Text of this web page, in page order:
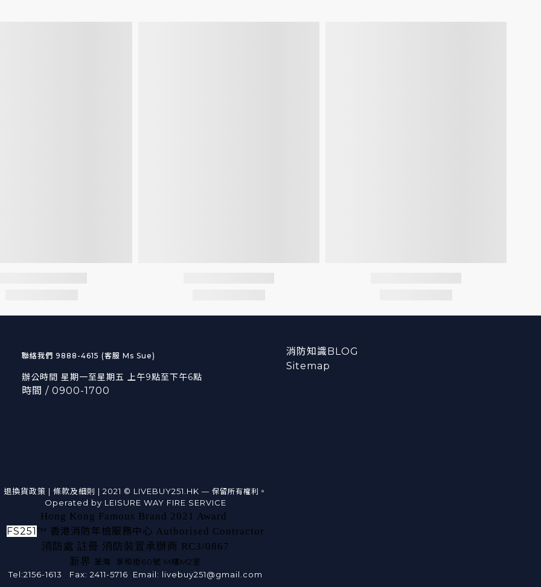
聯絡我們 9888-4615 (客服 Ms Sue)
辦公時間 星期一至星期五 上午9點至下午6點
時間 / 0900-1700
消防知識BLOG
Sitemap
退換貨政策 | 條款及細則 | 2021 © LIVEBUY251.HK — 保留所有權利。
Operated by LEISURE WAY FIRE SERVICE
Hong Kong Famous Brand 2021 Award
FS251 ™ 香港消防年檢服務中心 Authorised Contractor
消防處 註冊 消防裝置承辦商 RC3/0867
新界 荃灣 享和街60號 M樓M2室
Tel:2156-1613 Fax: 2411-5716 Email: livebuy251@gmail.com